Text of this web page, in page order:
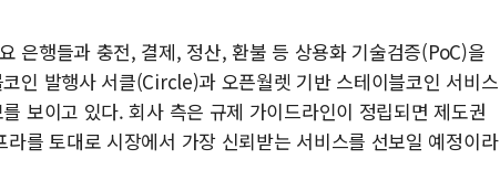
은행들과 충전, 결제, 정산, 환불 등 상용화 기술검증(PoC)을
인 발행사 서클(Circle)과 오픈월렛 기반 스테이블코인 서비스
보이고 있다. 회사 측은 규제 가이드라인이 정립되면 제도권
를 토대로 시장에서 가장 신뢰받는 서비스를 선보일 예정이라